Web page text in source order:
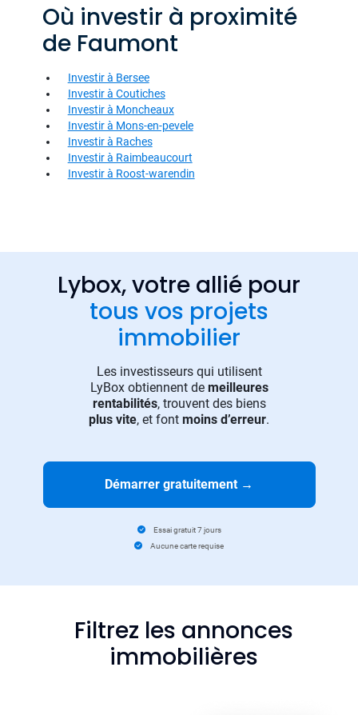
Où investir à proximité
de Faumont
Investir à Bersee
Investir à Coutiches
Investir à Moncheaux
Investir à Mons-en-pevele
Investir à Raches
Investir à Raimbeaucourt
Investir à Roost-warendin
Lybox, votre allié pour
tous vos projets
immobilier
Les investisseurs qui utilisent
LyBox obtiennent de meilleures
rentabilités, trouvent des biens
plus vite, et font moins d’erreur.
Démarrer gratuitement →
Essai gratuit 7 jours
Aucune carte requise
Filtrez les annonces
immobilières